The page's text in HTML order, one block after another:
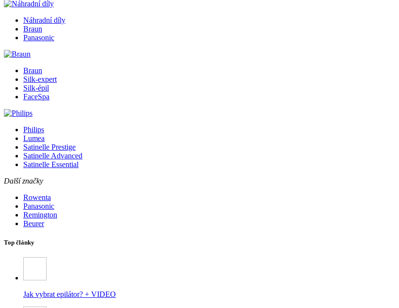
Náhradní díly
Braun
Panasonic
Braun
Silk-expert
Silk-épil
FaceSpa
Philips
Lumea
Satinelle Prestige
Satinelle Advanced
Satinelle Essential
Další značky
Rowenta
Panasonic
Remington
Beurer
Top články
Jak vybrat epilátor? + VIDEO